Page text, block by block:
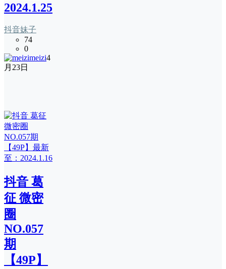
2024.1.25
抖音妹子
74
0
meizi4
月23日
抖音 葛
征 微密
圈
NO.057
期
【49P】